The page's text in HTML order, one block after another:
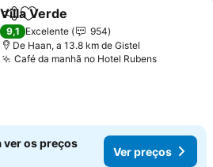
PartilharAdicionar aos favoritos
Villa Verde
9,1 Excelente
954
De Haan, a 13.8 km de Gistel
Café da manhã no Hotel RubensVer
ver os preços
Ver preços